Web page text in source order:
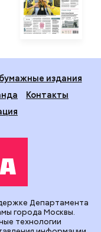
издания
Контакты
Департамента
города Москвы.
технологии